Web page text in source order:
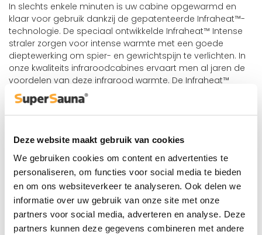
Deze website maakt gebruik van cookies
We gebruiken cookies om content en advertenties te
personaliseren, om functies voor social media te bieden
en om ons websiteverkeer te analyseren. Ook delen we
informatie over uw gebruik van onze site met onze
partners voor social media, adverteren en analyse. Deze
partners kunnen deze gegevens combineren met andere
In slechts enkele minuten is uw cabine opgewarmd en
klaar voor gebruik dankzij de gepatenteerde Infraheat™-
technologie. De speciaal ontwikkelde Infraheat™ Intense
straler zorgen voor intense warmte met een goede
dieptewerking om spier- en gewrichtspijn te verlichten. In
onze kwaliteits infraroodcabines ervaart men al jaren de
voordelen van deze infrarood warmte. De Infraheat™
Intense straler is een lange golf straler (IR-C) met
overgang naar middengolf (IR-B). Ervaar het heerlijke
intensieve diepte-effect en voel je herboren na elke
carbon stralers, die voor heerlijke, milde infrarood warmte
op de schouders en nek zorgen. Door onze combinatie
van de verschillende infraroodstralers heeft deze cabine
een verlichtende werking bij spier- en gewrichtspijn,
reumatische en artritische klachten en ook fibromyalgie.
Houtkeuze SuperSauna®